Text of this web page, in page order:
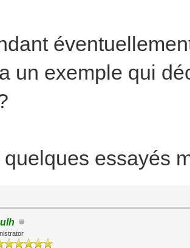
un exemple qui
essayés